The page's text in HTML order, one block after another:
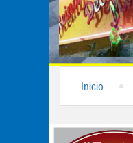
Inicio